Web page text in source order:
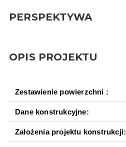
PERSPEKTYWA
OPIS PROJEKTU
Zestawienie powierzchni :
Dane konstrukcyjne:
Założenia projektu konstrukcji: